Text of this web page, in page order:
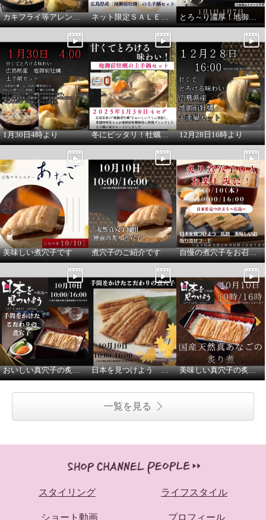
甘くてとろける味わい！ 「地御
前牡蠣」の 土手鍋セット
カキフライ等アレンジもお勧め！ ネット限定ＳＡＬＥのご紹介です
1月30日4時より 冬にピッタリ！牡蠣鍋のご紹介です 12月28日16時より
美味しい煮穴子です 煮穴子のご紹介です 自慢の煮穴子をお召し上がりください
おいしい真穴子の炙り煮です 日本を見つけよう 広島 美味しい真穴子の炙り煮をどうぞ！
一覧を見る
スタイリング ライフスタイル
ショート動画 プロフィール